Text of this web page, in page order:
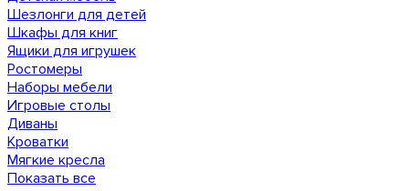
Шезлонги для детей
Шкафы для книг
Ящики для игрушек
Ростомеры
Наборы мебели
Игровые столы
Диваны
Кроватки
Мягкие кресла
Показать все